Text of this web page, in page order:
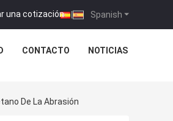
Spanish
una cotización |
CONTACTO NOTICIAS
De La Abrasión